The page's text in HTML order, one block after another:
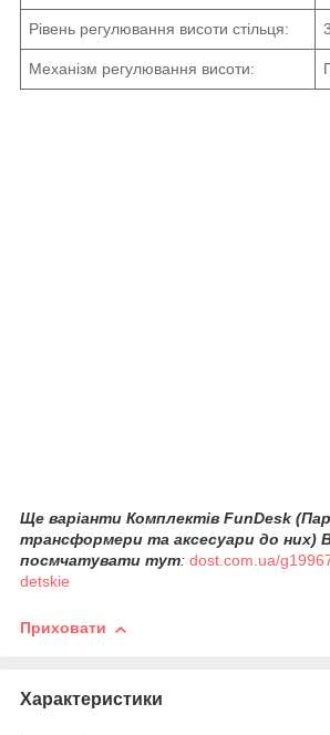
Рівень регулювання висоти стільця:
Механізм регулювання висоти:
Ще варіанти Комплектів FunDesk
трансформери та аксесуари до них)
посмчатувати тут: dost.com.ua/
detskie
Приховати
Характеристики